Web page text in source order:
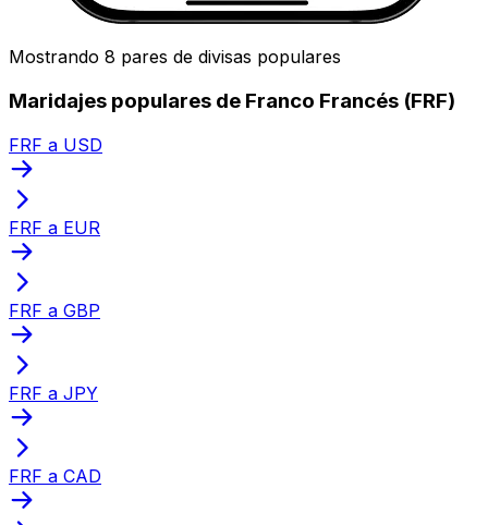
Mostrando 8 pares de divisas populares
Maridajes populares de Franco Francés (FRF)
FRF a USD
FRF a EUR
FRF a GBP
FRF a JPY
FRF a CAD